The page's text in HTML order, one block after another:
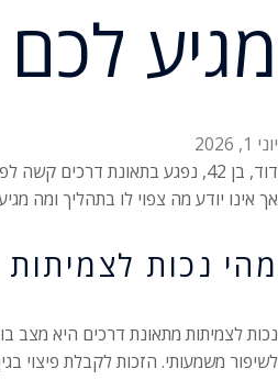
מגיע לכם
יוני 1, 2026
דוד, בן 42, נפגע בתאונת
אך אינו יודע מה צפוי לו בתהליך ומה
מהי נכות
נכות לצמיתות מתאונת דרכים היא מצב
לשיפור משמעותי. הזכות לקבלת פיצוי בגין נכות לצמיתות